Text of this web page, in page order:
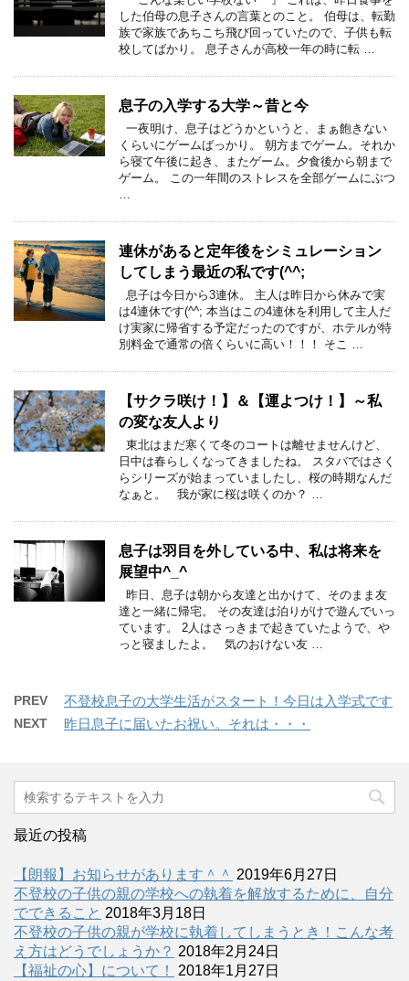
した伯母の息子さんの言葉とのこと。 伯母は、転勤
族で家族であちこち飛び回っていたので、子供も転
校してばかり。 息子さんが高校一年の時に転 …
息子の入学する大学～昔と今
一夜明け、息子はどうかというと、まぁ飽きない
くらいにゲームばっかり。 朝方までゲーム。それか
ら寝て午後に起き、またゲーム。夕食後から朝まで
ゲーム。 この一年間のストレスを全部ゲームにぶつ
…
連休があると定年後をシミュレーション
してしまう最近の私です(^^;
息子は今日から3連休。 主人は昨日から休みで実
は4連休です(^^; 本当はこの4連休を利用して主人だ
け実家に帰省する予定だったのですが、ホテルが特
別料金で通常の倍くらいに高い！！！ そこ …
【サクラ咲け！】＆【運よつけ！】～私
の変な友人より
東北はまだ寒くて冬のコートは離せませんけど、
日中は春らしくなってきましたね。 スタバではさく
らシリーズが始まっていましたし、桜の時期なんだ
なぁと。 我が家に桜は咲くのか？ …
息子は羽目を外している中、私は将来を
展望中^_^
昨日、息子は朝から友達と出かけて、そのまま友
達と一緒に帰宅。 その友達は泊りがけで遊んでいっ
ています。 2人はさっきまで起きていたようで、や
っと寝ましたよ。 気のおけない友 …
PREV 不登校息子の大学生活がスタート！今日は入学式です
NEXT 昨日息子に届いたお祝い。それは・・・
最近の投稿
【朗報】お知らせがあります＾＾ 2019年6月27日
不登校の子供の親の学校への執着を解放するために、自分
でできること 2018年3月18日
不登校の子供の親が学校に執着してしまうとき！こんな考
え方はどうでしょうか？ 2018年2月24日
【福祉の心】について！
2018年1月27日